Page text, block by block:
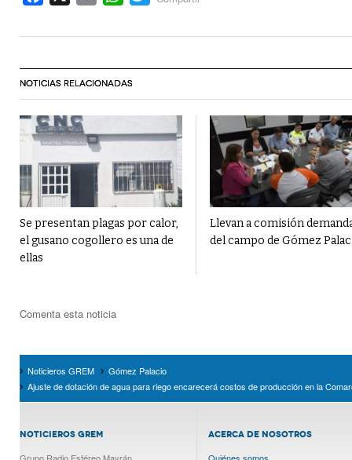
NOTICIAS RELACIONADAS
Se presentan plagas por calor,
el gusano cogollero es una de
ellas
Llevan a comisión
del campo de Gómez
Comenta esta noticia
Noticieros GREM
Gómez Palacio
Ajuste de dotación de agua para riego encarecerá costos de producción en la
NOTICIEROS GREM ACERCA DE NOSOTROS